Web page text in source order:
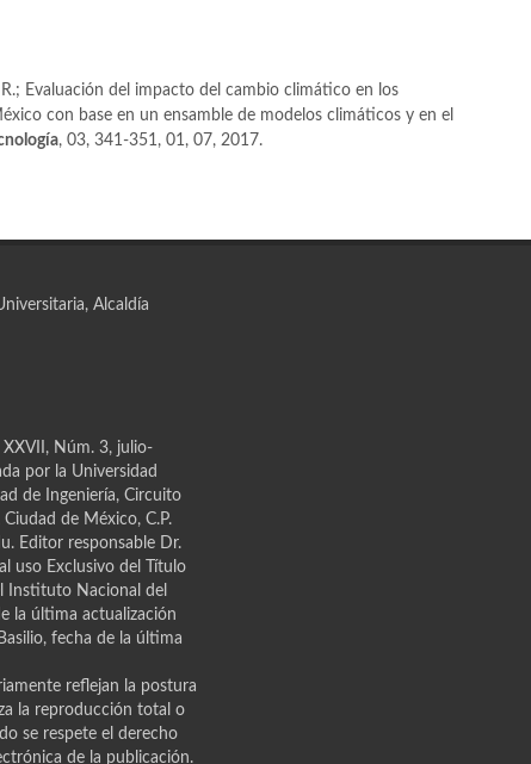
Evaluación del impacto del cambio climático en los
con base en un ensamble de modelos climáticos y en el
, 03, 341-351, 01, 07, 2017.
Alcaldía
XXVII, Núm. 3, julio-
por la Universidad
de Ingeniería, Circuito
de México, C.P.
Editor responsable Dr.
uso Exclusivo del Título
Instituto Nacional del
la última actualización
fecha de la última
reflejan la postura
la reproducción total o
se respete el derecho
de la publicación.